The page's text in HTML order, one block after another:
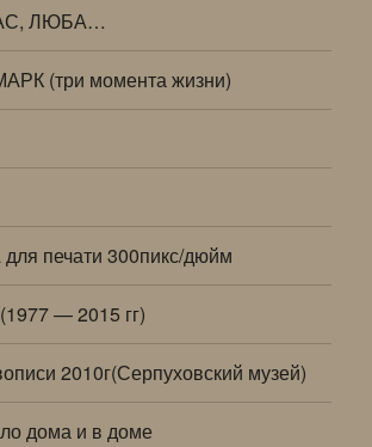
ЛЮБА…
(три момента жизни)
печати 300пикс/дюйм
— 2015 гг)
2010г(Серпуховский музей)
дома и в доме